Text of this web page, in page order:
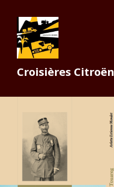
Croisières Citroën